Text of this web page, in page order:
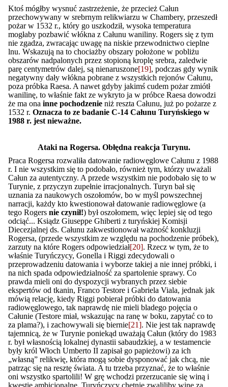
Ktoś mógłby wysnuć zastrzeżenie, że przecież Całun
przechowywany w srebrnym relikwiarzu w Chambery, przeszedł
pożar w 1532 r., który go uszkodził, wysoka temperatura
mogłaby pozbawić włókna z Całunu waniliny. Rogers się z tym
nie zgadza, zwracając uwagę na niskie przewodnictwo cieplne
lnu. Wskazują na to chociażby obszary położone w pobliżu
obszarów nadpalonych przez stopioną kroplę srebra, zaledwie
parę centymetrów dalej, są nienaruszone[19], podczas gdy wynik
negatywny dały włókna pobrane z wszystkich rejonów Całunu,
poza próbka Raesa. A nawet gdyby jakimś cudem pożar zmiótł
wanilinę, to właśnie fakt ze wykryto ja w próbce Raesa dowodzi
że ma onainne pochodzenie niż reszta Całunu, już po pożarze z
1532 r.Oznacza to ze badanie C-14 Całunu Turyńskiego w
1988 r. jest nieważne.
Ataki na Rogersa. Obłędna reakcja Turynu.
Praca Rogersa rozwaliła datowanie radiowęglowe Całunu z 1988
r. I nie wszystkim się to podobało, również tym, którzy uważali
Całun za autentyczny. A przede wszystkim nie podobało się to w
Turynie, z przyczyn zupełnie irracjonalnych. Turyn bał się
uznania za naukowych oszołomów, bo w myśl powszechnej
narracji, każdy kto kwestionował datowanie radiowęglowe (a
tego Rogersnie czynił!) był oszołomem, więc lepiej się od tego
odciąć... Ksiądz Giuseppe Ghiberti z turyńskiej Komisji
Diecezjalnej ds. Całunu zakwestionował ważność konkluzji
Rogersa, (przede wszystkim ze względu na pochodzenie próbek),
zarzuty na które Rogers odpowiedział[20]. Rzecz w tym, że to
właśnie Turyńczycy, Gonella i Riggi zdecydowali o
przeprowadzeniu datowania i wyborze takiej a nie innej próbki, i
na nich spada odpowiedzialność za spartolenie sprawy. Co
prawda mieli oni do dyspozycji wybranych przez siebie
ekspertów od tkanin, Franco Testore i Gabriela Viala, jednak jak
mówią relację, kiedy Riggi pobierał próbki do datowania
radiowęglowego, tak naprawdę nie mieli bladego pojęcia o
Całunie (Testore miał, wskazując na ranę w boku, zapytać co to
za plama?), i zachowywali się biernie[21]. Nie jest tak naprawdę
tajemnicą, że w Turynie poniekąd uważają Całun (który do 1983
r. był własnością lokalnej dynastii sabaudzkiej, a w testamencie
były król Włoch Umberto II zapisał go papieżowi) za ich
„własną” relikwię, która mogą sobie dysponować jak chcą, nie
patrząc się na resztę świata. A tu trzeba przyznać, że to właśnie
oni wszystko spartolili! W grę wchodzi przerzucanie się winą i